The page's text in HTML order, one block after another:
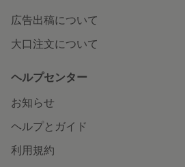
広告出稿について
大口注文について
ヘルプセンター
お知らせ
ヘルプとガイド
利用規約